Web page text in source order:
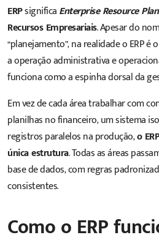
ERPsignificaEnterprise Resource
Recursos Empresariais. Apesar do
“planejamento”, na realidade o ERP
a operação administrativa e
funciona como a espinha dorsal da
Em vez de cada área trabalhar com
planilhas no financeiro, um sistema
registros paralelos na produção,o
única estrutura. Todas as áreas
base de dados, com regras
consistentes.
Como o ERP